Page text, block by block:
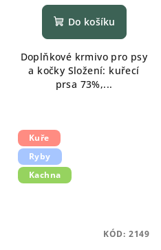
Do košíku
Doplňkové krmivo pro psy
a kočky Složení: kuřecí
prsa 73%,...
Kuře
Ryby
Kachna
KÓD: 2149